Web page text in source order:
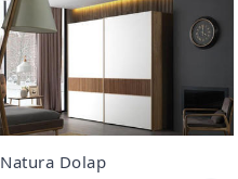
Natura Dolap